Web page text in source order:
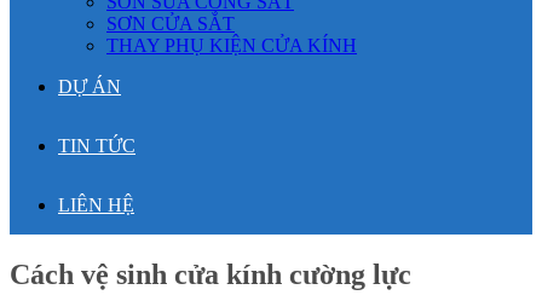
SƠN CỬA SẮT
THAY PHỤ KIỆN CỬA KÍNH
DỰ ÁN
TIN TỨC
LIÊN HỆ
Cách vệ sinh cửa kính cường lực